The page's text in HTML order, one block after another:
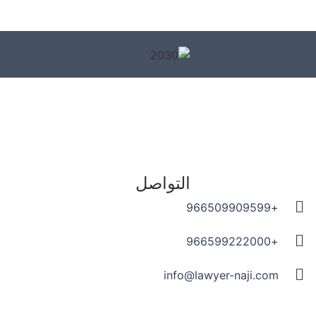
التواصل
+966509909599
+966599222000
info@lawyer-naji.com